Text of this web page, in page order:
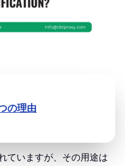
の理由
ていますが、その用途は